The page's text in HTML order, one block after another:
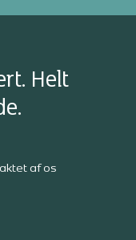
Helt
af os